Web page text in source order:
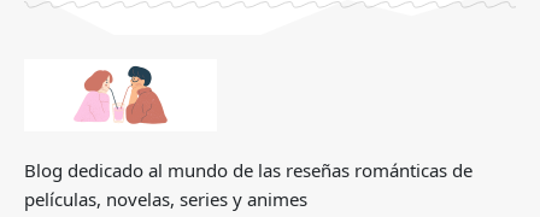
Blog dedicado al mundo de las reseñas románticas de
películas, novelas, series y animes